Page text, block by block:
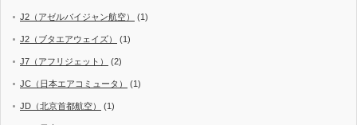
J2（アゼルバイジャン航空） (1)
J2（ブタエアウェイズ） (1)
J7（アフリジェット） (2)
JC（日本エアコミュータ） (1)
JD（北京首都航空） (1)